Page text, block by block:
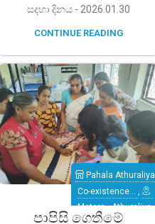
සදහා දිනය - 2026.01.30
CONTINUE READING
පාපිසි ගෙතීමේ
Pahala Athuraliya
Co-existence… ,
Matara ,Athuraliya